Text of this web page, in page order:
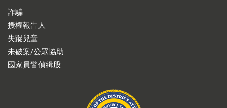
詐騙
授權報告人
失蹤兒童
未破案/公眾協助
國家員警偵緝股